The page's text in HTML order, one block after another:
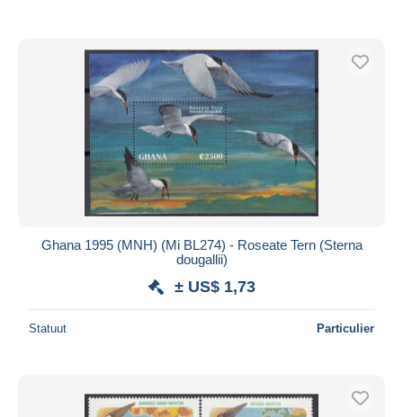
Ghana 1995 (MNH) (Mi BL274) - Roseate Tern (Sterna
dougallii)
± US$ 1,73
Statuut Particulier